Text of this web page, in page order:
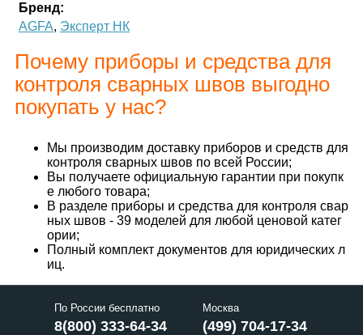
Бренд:
AGFA, Эксперт НК
Почему приборы и средства для
контроля сварных швов выгодно
покупать у нас?
Мы производим доставку приборов и средств для
контроля сварных швов по всей России;
Вы получаете официальную гарантии при покупк
е любого товара;
В разделе приборы и средства для контроля свар
ных швов - 39 моделей для любой ценовой катег
ории;
Полный комплект документов для юридических л
иц.
По России бесплатно
8(800) 333-64-34
Москва
(499) 704-17-34